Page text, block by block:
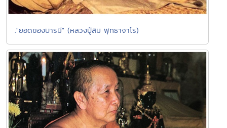
."ยอดของบารมี" (หลวงปู่สิม พุทธาจาโร)